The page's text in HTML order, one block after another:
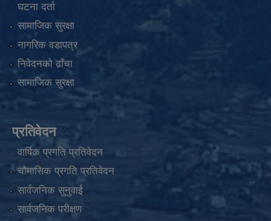
घटना दर्ता
सामाजिक सुरक्षा
नागरिक वडापत्र
निवेदनको ढाँचा
सामाजिक सुरक्षा
प्रतिवेदन
वार्षिक प्रगति प्रतिवेदन
चौमासिक प्रगति प्रतिवेदन
सार्वजनिक सुनुवाई
सार्वजनिक परीक्षण